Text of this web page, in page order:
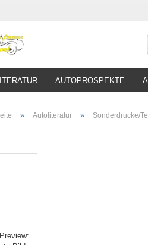
AUTOPROSPEKTE
» Autoliteratur » Sonderdrucke/